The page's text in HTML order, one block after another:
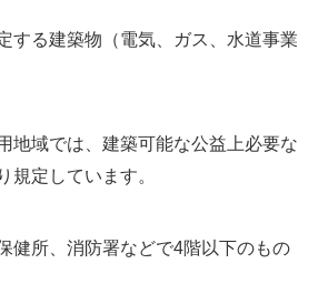
する建築物（電気、ガス、水道事業
地域では、建築可能な公益上必要な
規定しています。
健所、消防署などで4階以下のもの